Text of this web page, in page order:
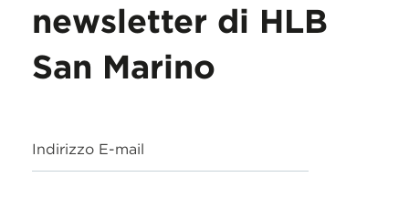
newsletter di HLB
San Marino
Indirizzo E-mail